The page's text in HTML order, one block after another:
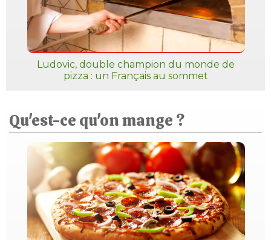
Ludovic, double champion du monde de
pizza : un Français au sommet
Qu'est-ce qu'on mange ?